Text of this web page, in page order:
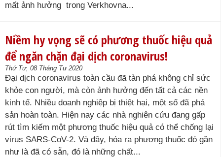
mất ảnh hưởng trong Verkhovna...
Niềm hy vọng sẽ có phương thuốc hiệu quả
để ngăn chặn đại dịch coronavirus!
Thứ Tư, 08 Tháng Tư 2020
Đại dịch coronavirus toàn cầu đã tàn phá không chỉ sức
khỏe con người, mà còn ảnh hưởng đến tất cả các nền
kinh tế. Nhiều doanh nghiệp bị thiệt hại, một số đã phá
sản hoàn toàn. Hiện nay các nhà nghiên cứu đang gấp
rút tìm kiếm một phương thuốc hiệu quả có thể chống lại
virus SARS-CoV-2. Và đây, hóa ra phương thuốc đó gần
như là đã có sẵn, đó là những chất...